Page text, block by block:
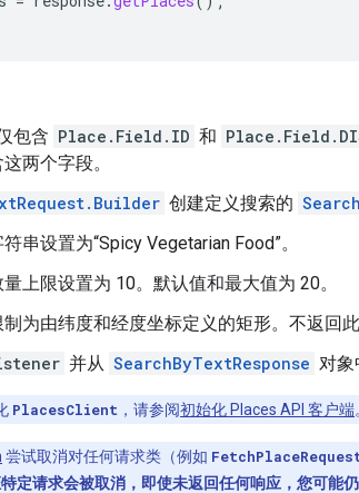
包含 Place.Field.ID 和
两个字段。
创建定义搜索的
串设置为“Spicy Vegetarian Food”。
上限设置为 10。默认值和最大值为 20。
为由纬度和经度坐标定义的矩形。不返回
并从 SearchByTextResponse 对象
PlacesClient ，请参阅初始化 Places API 客户端
尝试取消对任何请求类（例如
特定请求会被取消，即使未返回任何响应，您可能